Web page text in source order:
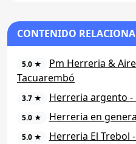
CONTENIDO
5.0 ★
Pm Herreria &
Tacuarembó
3.7 ★ Herreria argento
5.0 ★ Herreria en
5.0 ★ Herreria El Trebol